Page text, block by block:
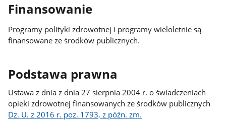
Finansowanie
Programy polityki zdrowotnej i programy wieloletnie są
finansowane ze środków publicznych.
Podstawa prawna
Ustawa z dnia z dnia 27 sierpnia 2004 r. o świadczeniach
opieki zdrowotnej finansowanych ze środków publicznych
Dz. U. z 2016 r. poz. 1793, z późn. zm.